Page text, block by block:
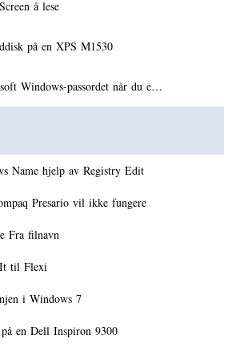
å lese
på en XPS M1530
Windows-passordet når du e…
Name hjelp av Registry Edit
Presario vil ikke fungere
Fra filnavn
til Flexi
i Windows 7
en Dell Inspiron 9300